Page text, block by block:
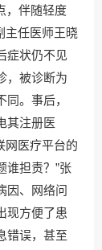
，伴随轻度
主任医师王晓
症状仍不见
，被诊断为
。事后，
其注册医
网医疗平台的
谁担责？”张
因、网络问
现方便了患
错误，甚至